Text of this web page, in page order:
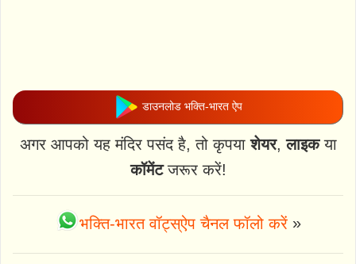
डाउनलोड भक्ति-भारत ऐप
अगर आपको यह मंदिर पसंद है, तो कृपयाशेयर,लाइकया
कॉमेंटजरूर करें!
भक्ति-भारत वॉट्स्ऐप चैनल फॉलो करें»